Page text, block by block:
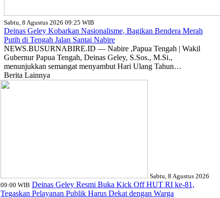
Sabtu, 8 Agustus 2026 09:25 WIB
Deinas Geley Kobarkan Nasionalisme, Bagikan Bendera Merah
Putih di Tengah Jalan Santai Nabire
NEWS.BUSURNABIRE.ID — Nabire ,Papua Tengah | Wakil
Gubernur Papua Tengah, Deinas Geley, S.Sos., M.Si.,
menunjukkan semangat menyambut Hari Ulang Tahun…
Berita Lainnya
Sabtu, 8 Agustus 2026
09:00 WIB Deinas Geley Resmi Buka Kick Off HUT RI ke-81,
Tegaskan Pelayanan Publik Harus Dekat dengan Warga